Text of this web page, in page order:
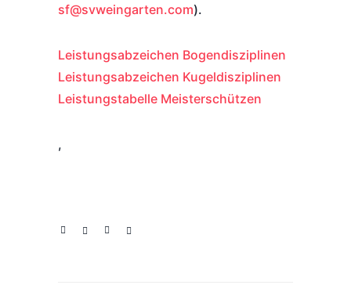
sf@svweingarten.com).
Leistungsabzeichen Bogendisziplinen
Leistungsabzeichen Kugeldisziplinen
Leistungstabelle Meisterschützen
,